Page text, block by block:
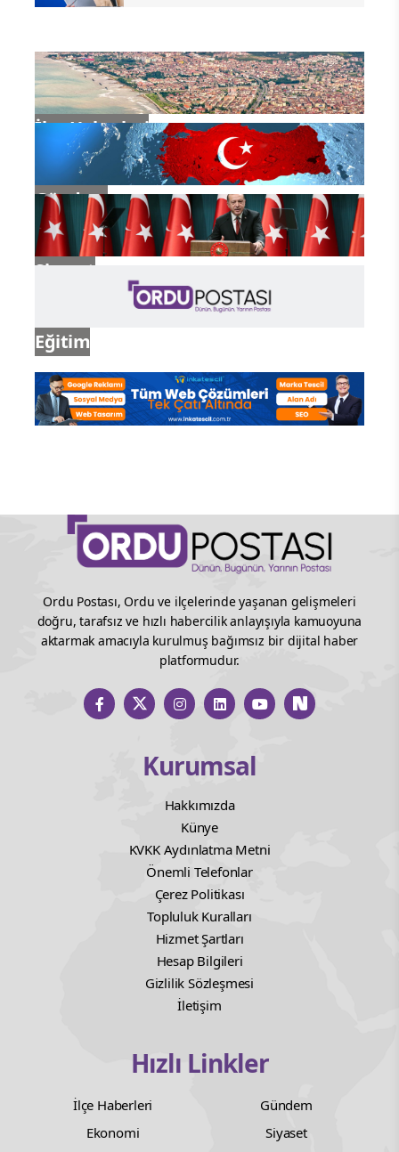
İlçe Haberleri
Gündem
Siyaset
Eğitim
Ordu Postası, Ordu ve ilçelerinde yaşanan gelişmeleri
doğru, tarafsız ve hızlı habercilik anlayışıyla kamuoyuna
aktarmak amacıyla kurulmuş bağımsız bir dijital haber
platformudur.
Kurumsal
Hakkımızda
Künye
KVKK Aydınlatma Metni
Önemli Telefonlar
Çerez Politikası
Topluluk Kuralları
Hizmet Şartları
Hesap Bilgileri
Gizlilik Sözleşmesi
İletişim
Hızlı Linkler
İlçe Haberleri
Gündem
Ekonomi
Siyaset